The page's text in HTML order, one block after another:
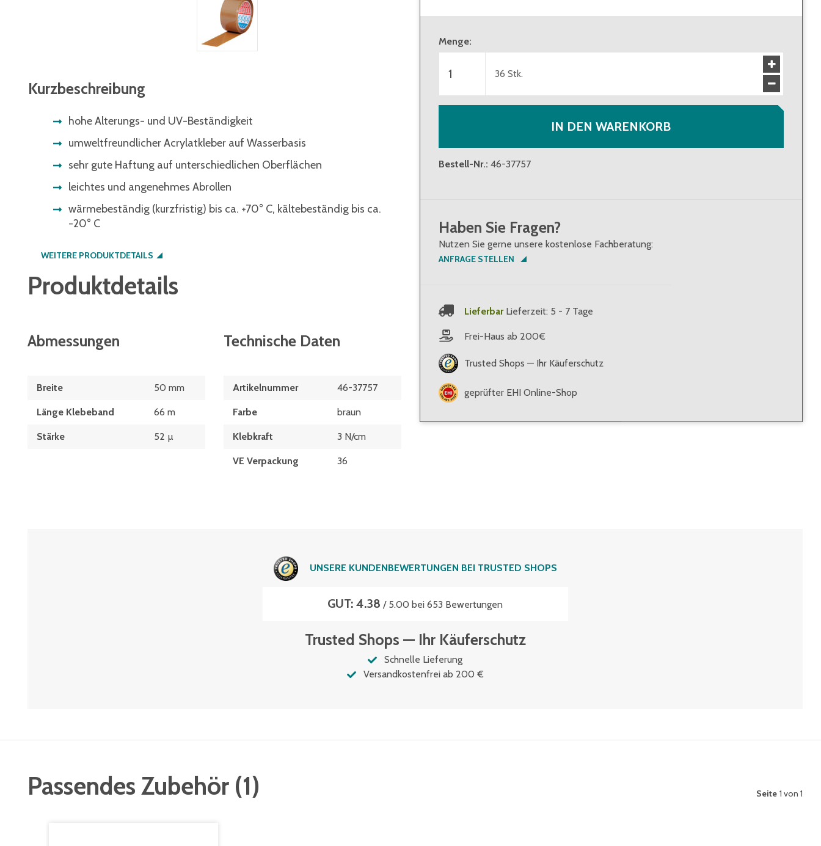
Kurzbeschreibung
hohe Alterungs- und UV-Beständigkeit
umweltfreundlicher Acrylatkleber auf Wasserbasis
sehr gute Haftung auf unterschiedlichen Oberflächen
leichtes und angenehmes Abrollen
wärmebeständig (kurzfristig) bis ca. +70° C, kältebeständig bis ca.
-20° C
WEITERE PRODUKTDETAILS
Produktdetails
Abmessungen
Breite 50 mm
Länge Klebeband 66 m
Stärke 52 µ
Technische Daten
Artikelnummer 46-37757
Farbe braun
Klebkraft 3 N/cm
VE Verpackung 36
ab 3 Verpackungseinheiten
Stk.)
Menge:
36 Stk.
IN DEN WARENKORB
Bestell-Nr.: 46-37757
Haben Sie Fragen?
Nutzen Sie gerne unsere kostenlose Fachberatung:
ANFRAGE STELLEN
Lieferbar Lieferzeit: 5 - 7 Tage
Frei-Haus ab 200€
Trusted Shops — Ihr Käuferschutz
geprüfter EHI Online-Shop
UNSERE KUNDENBEWERTUNGEN BEI TRUSTED SHOPS
GUT: 4.38 / 5.00 bei 653 Bewertungen
Trusted Shops — Ihr Käuferschutz
Schnelle Lieferung
Versandkostenfrei ab 200 €
Passendes Zubehör (1) Seite 1 von 1